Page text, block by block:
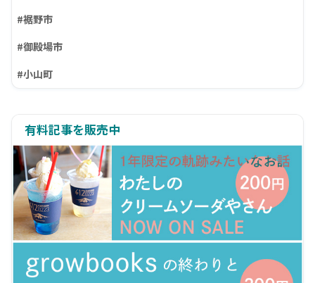
#裾野市
#御殿場市
#小山町
有料記事を販売中